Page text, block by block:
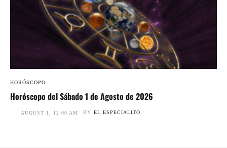
HORÓSCOPO
Horóscopo del Sábado 1 de Agosto de 2026
AUGUST 1, 12:00 AM BY EL ESPECIALITO